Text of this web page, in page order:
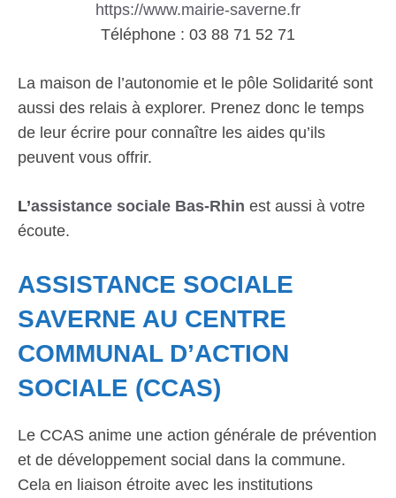
https://www.mairie-saverne.fr
Téléphone : 03 88 71 52 71
La maison de l’autonomie et le pôle Solidarité sont
aussi des relais à explorer. Prenez donc le temps
de leur écrire pour connaître les aides qu’ils
peuvent vous offrir.
L’assistance sociale Bas-Rhin est aussi à votre
écoute.
ASSISTANCE SOCIALE
SAVERNE AU CENTRE
COMMUNAL D’ACTION
SOCIALE (CCAS)
Le CCAS anime une action générale de prévention
et de développement social dans la commune.
Cela en liaison étroite avec les institutions